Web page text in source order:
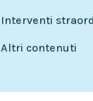
Interventi
Altri contenuti